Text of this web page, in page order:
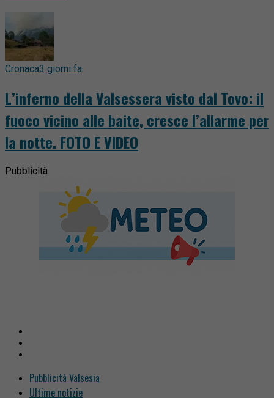
Cronaca3 giorni fa
L’inferno della Valsessera visto dal Tovo: il
fuoco vicino alle baite, cresce l’allarme per
la notte. FOTO E VIDEO
Pubblicità
Pubblicità Valsesia
Ultime notizie